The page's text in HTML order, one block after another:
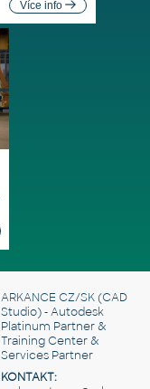
Více info
ARKANCE CZ/SK(CAD
Studio) - Autodesk
Platinum Partner &
Training Center &
Services Partner
KONTAKT: